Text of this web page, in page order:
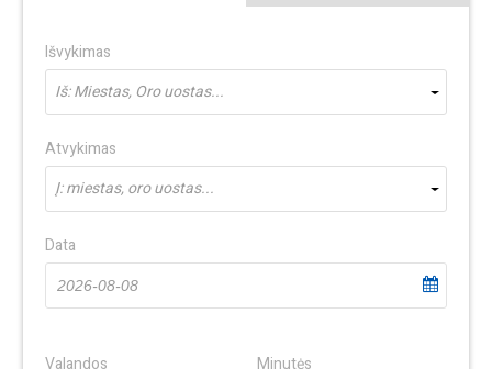
Išvykimas
Iš: Miestas, Oro uostas...
Atvykimas
Į: miestas, oro uostas...
Data
Valandos
Minutės